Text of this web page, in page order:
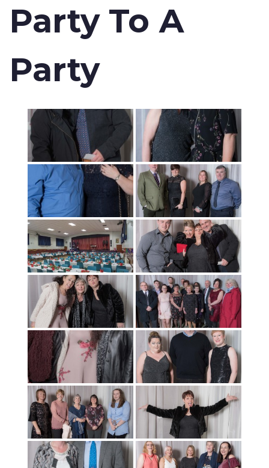
Party To A
Party